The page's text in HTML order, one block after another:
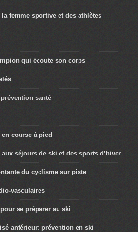
femme sportive et des athlètes
qui écoute son corps
santé
course à pied
séjours de ski et des sports d’hiver
du cyclisme sur piste
vasculaires
se préparer au ski
antérieur: prévention en ski